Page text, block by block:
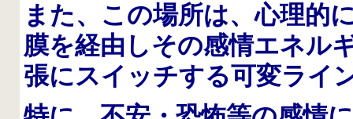
また、この場所は、心理的
膜を経由しその感情エネル
張にスイッチする可変ライ